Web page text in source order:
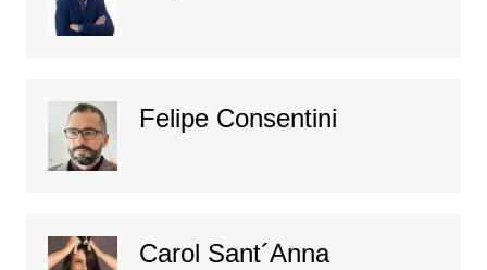
Felipe Consentini
Carol Sant´Anna